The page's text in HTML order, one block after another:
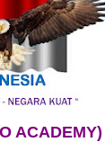
ACADEMY)